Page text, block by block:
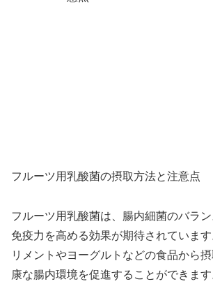
フルーツ用乳酸菌の摂取方法と注意点
フルーツ用乳酸菌は、腸内細菌のバラ
免疫力を高める効果が期待されていま
リメントやヨーグルトなどの食品から
康な腸内環境を促進することができます